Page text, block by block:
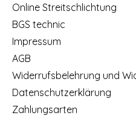
Online Streitschlichtung
BGS technic
Impressum
AGB
Widerrufsbelehrung und
Datenschutzerklärung
Zahlungsarten